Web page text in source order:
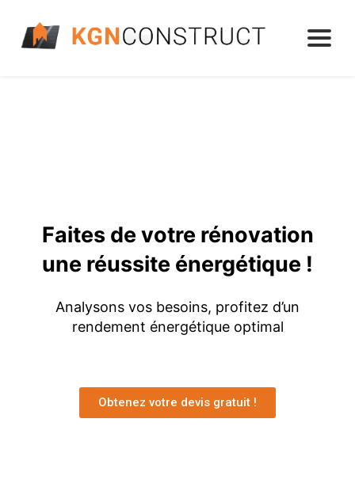
Faites de votre rénovation
une réussite énergétique !
Analysons vos besoins, profitez d’un
rendement énergétique optimal
Obtenez votre devis gratuit !